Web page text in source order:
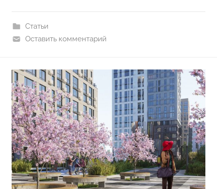
Статьи
Оставить комментарий